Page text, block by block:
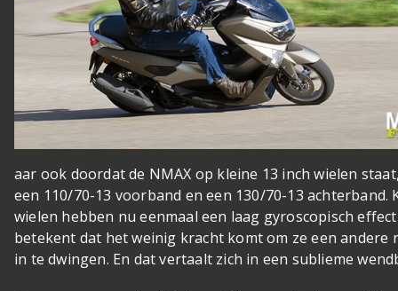
aar ook doordat de NMAX op kleine 13 inch wielen
een 110/70-13 voorband en een 130/70-13 achterband.
wielen hebben nu eenmaal een laag gyroscopisch
betekent dat het weinig kracht komt om ze een andere
in te dwingen. En dat vertaalt zich in een sublieme